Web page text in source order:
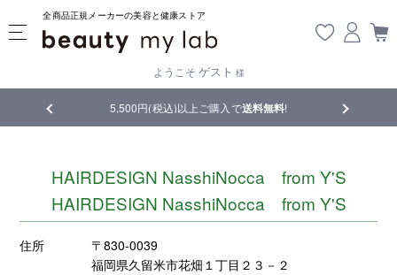
全商品正規メーカーの美容と健康ストア
ようこそ ゲスト 様
5,500円(税込)以上ご購入で送料無料! 【重要】
HAIRDESIGN NasshiNocca from Y'S
HAIRDESIGN NasshiNocca from Y'S
住所
〒830-0039
福岡県久留米市花畑１丁目２３－２